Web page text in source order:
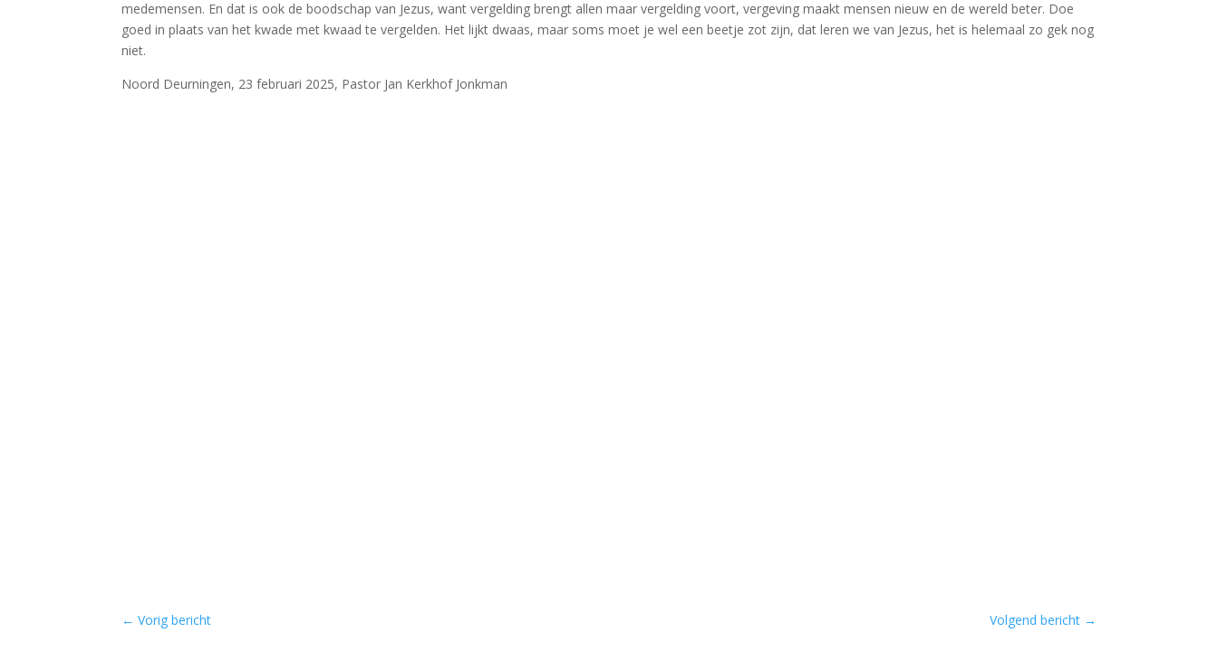
medemensen. En dat is ook de boodschap van Jezus, want vergelding brengt allen maar vergelding voort, vergeving maakt mensen nieuw en de wereld beter. Doe
goed in plaats van het kwade met kwaad te vergelden. Het lijkt dwaas, maar soms moet je wel een beetje zot zijn, dat leren we van Jezus, het is helemaal zo gek nog
niet.
Noord Deurningen, 23 februari 2025, Pastor Jan Kerkhof Jonkman
←Vorig bericht Volgend bericht→